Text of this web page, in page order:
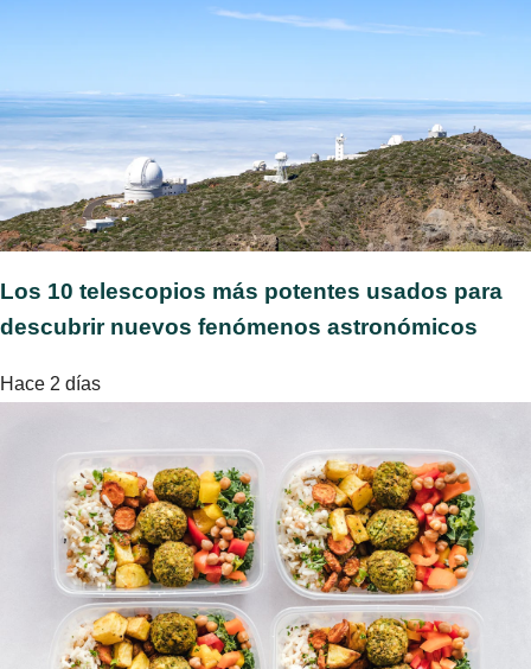
Los 10 telescopios más potentes usados para
descubrir nuevos fenómenos astronómicos
Hace 2 días